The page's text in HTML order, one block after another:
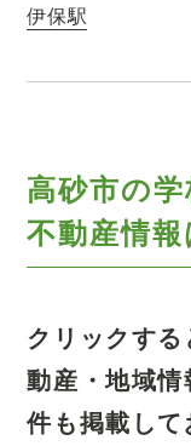
伊保駅
高砂市の
不動産情
クリックす
動産・地域情
件も掲載して